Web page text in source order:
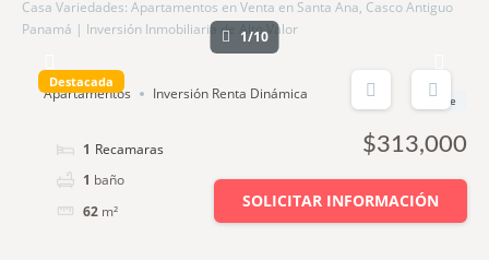
Casa Variedades: Apartamentos en Venta en Santa Ana, Casco Antiguo
Panamá | Inversión Inmobiliaria de Alto Valor
Destacada
1/10
Apartamentos Inversión Renta Dinámica
1 cama
1 baño
62 m²
$313,000
Desde
SOLICITAR INFORMACIÓN